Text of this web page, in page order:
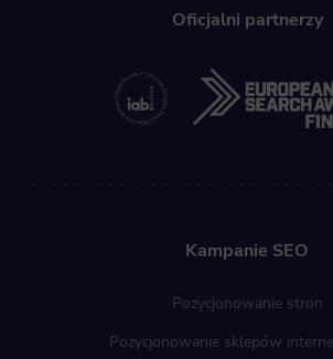
Oficjalni partnerzy
Kampanie SEO
Pozycjonowanie stron
Pozycjonowanie sklepów